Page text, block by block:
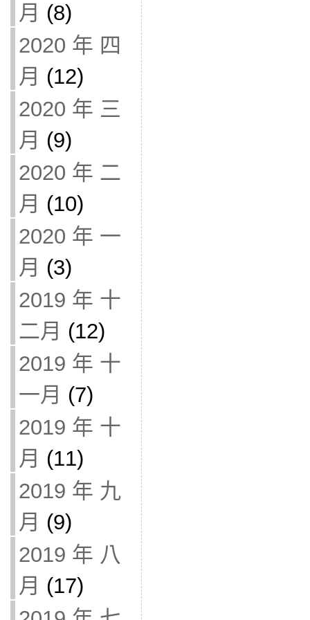
月 (8)
2020 年 四
月 (12)
2020 年 三
月 (9)
2020 年 二
月 (10)
2020 年 一
月 (3)
2019 年 十
二月 (12)
2019 年 十
一月 (7)
2019 年 十
月 (11)
2019 年 九
月 (9)
2019 年 八
月 (17)